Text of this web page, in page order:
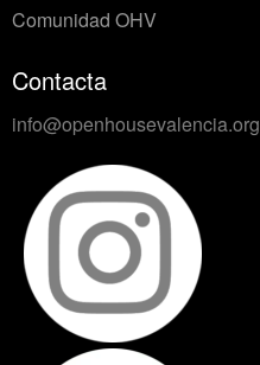
Comunidad OHV
Contacta
info@openhousevalencia.org